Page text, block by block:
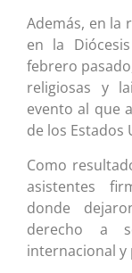
Además, en la
en la
febrero
religiosas y
evento al que
de los Estados
Como
asistentes
donde
derecho a
internacional y